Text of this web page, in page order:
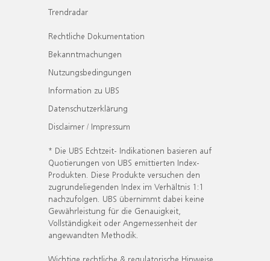
Trendradar
Rechtliche Dokumentation
Bekanntmachungen
Nutzungsbedingungen
Information zu UBS
Datenschutzerklärung
Disclaimer / Impressum
* Die UBS Echtzeit- Indikationen basieren auf
Quotierungen von UBS emittierten Index-
Produkten. Diese Produkte versuchen den
zugrundeliegenden Index im Verhältnis 1:1
nachzufolgen. UBS übernimmt dabei keine
Gewährleistung für die Genauigkeit,
Vollständigkeit oder Angemessenheit der
angewandten Methodik.